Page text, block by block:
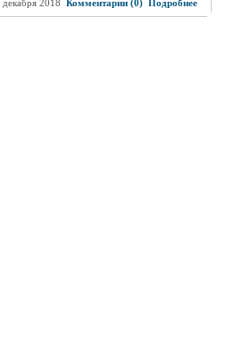
декабря 2018 Комментарии (0) Подробнее